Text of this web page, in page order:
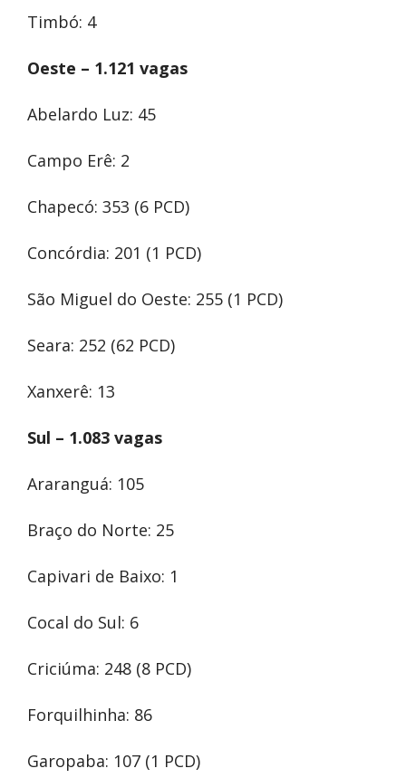
Timbó: 4
Oeste – 1.121 vagas
Abelardo Luz: 45
Campo Erê: 2
Chapecó: 353 (6 PCD)
Concórdia: 201 (1 PCD)
São Miguel do Oeste: 255 (1 PCD)
Seara: 252 (62 PCD)
Xanxerê: 13
Sul – 1.083 vagas
Araranguá: 105
Braço do Norte: 25
Capivari de Baixo: 1
Cocal do Sul: 6
Criciúma: 248 (8 PCD)
Forquilhinha: 86
Garopaba: 107 (1 PCD)